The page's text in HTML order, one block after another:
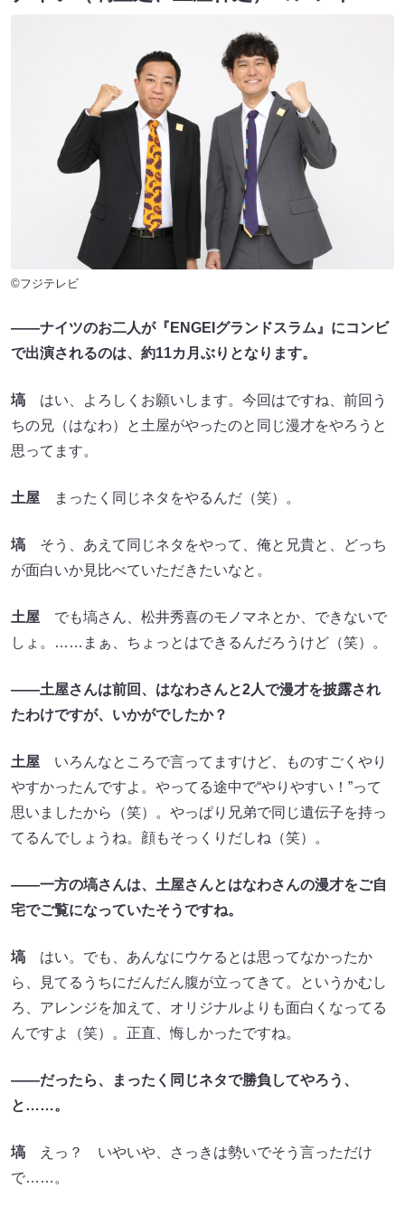
©フジテレビ
――ナイツのお二人が『ENGEIグランドスラム』にコンビ
で出演されるのは、約11カ月ぶりとなります。
塙 はい、よろしくお願いします。今回はですね、前回う
ちの兄（はなわ）と土屋がやったのと同じ漫才をやろうと
思ってます。
土屋 まったく同じネタをやるんだ（笑）。
塙 そう、あえて同じネタをやって、俺と兄貴と、どっち
が面白いか見比べていただきたいなと。
土屋 でも塙さん、松井秀喜のモノマネとか、できないで
しょ。……まぁ、ちょっとはできるんだろうけど（笑）。
――土屋さんは前回、はなわさんと2人で漫才を披露され
たわけですが、いかがでしたか？
土屋 いろんなところで言ってますけど、ものすごくやり
やすかったんですよ。やってる途中で“やりやすい！”って
思いましたから（笑）。やっぱり兄弟で同じ遺伝子を持っ
てるんでしょうね。顔もそっくりだしね（笑）。
――一方の塙さんは、土屋さんとはなわさんの漫才をご自
宅でご覧になっていたそうですね。
塙 はい。でも、あんなにウケるとは思ってなかったか
ら、見てるうちにだんだん腹が立ってきて。というかむし
ろ、アレンジを加えて、オリジナルよりも面白くなってる
んですよ（笑）。正直、悔しかったですね。
――だったら、まったく同じネタで勝負してやろう、
と……。
塙 えっ？ いやいや、さっきは勢いでそう言っただけ
で……。